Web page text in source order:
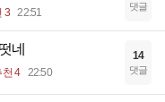
3 22:51 댓글
네
천 4 22:50
14
댓글